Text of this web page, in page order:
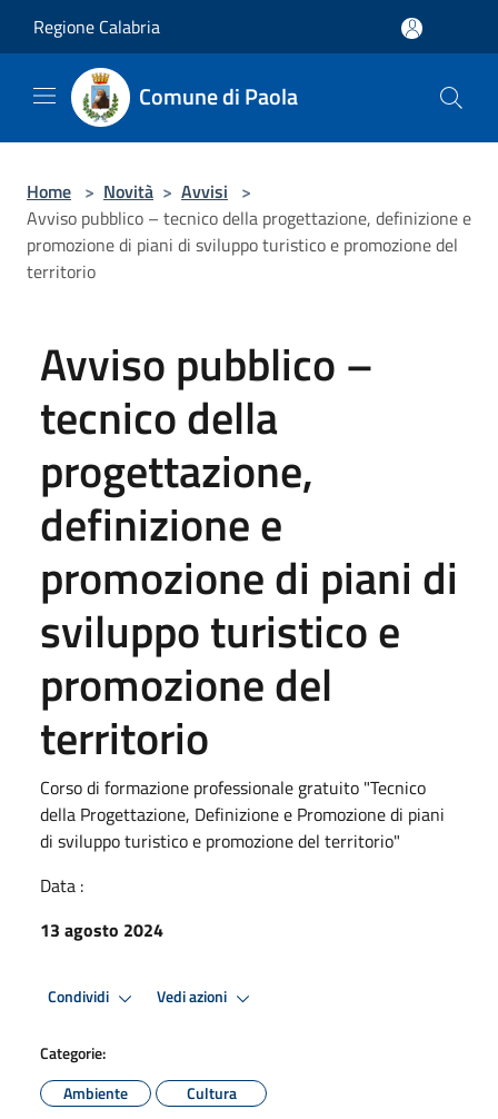
Regione Calabria
Comune di Paola
Home > Novità > Avvisi >
Avviso pubblico – tecnico della progettazione, definizione e
promozione di piani di sviluppo turistico e promozione del
territorio
Avviso pubblico –
tecnico della
progettazione,
definizione e
promozione di piani di
sviluppo turistico e
promozione del
territorio
Corso di formazione professionale gratuito "Tecnico
della Progettazione, Definizione e Promozione di piani
di sviluppo turistico e promozione del territorio"
Data :
13 agosto 2024
Condividi Vedi azioni
Categorie:
Ambiente
Cultura